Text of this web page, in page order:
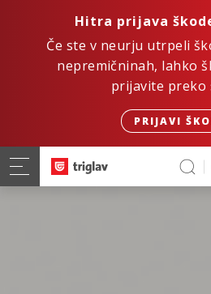
Hitra prijava
Če ste v neurju utrpeli
nepremičninah, lahko
prijavite preko
PRIJAVI